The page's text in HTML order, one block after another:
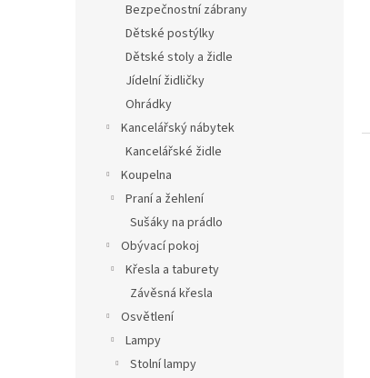
Bezpečnostní zábrany
Dětské postýlky
Dětské stoly a židle
Jídelní židličky
Ohrádky
Kancelářský nábytek
Kancelářské židle
Koupelna
Praní a žehlení
Sušáky na prádlo
Obývací pokoj
Křesla a taburety
Závěsná křesla
Osvětlení
Lampy
Stolní lampy